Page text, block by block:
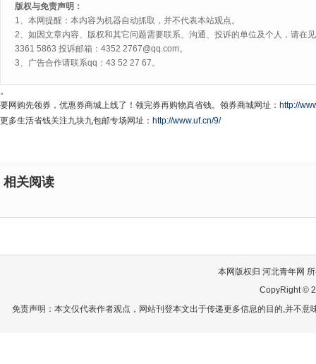
版权与免责声明：
1、本网提醒：本内容为机器自动抓取，并不代表本站观点。
2、如因文章内容、版权和其它问题需要联系、沟通、投诉的单位及个人，请在
3361 5863 投诉邮箱：4352 2767@qq.com。
3、广告合作请联系qq：43 52 27 67。
。
要网购先领券，优惠券商城上线了！领完券再购物真省钱。领券商城网址： http://
更多生活省钱关注九块九包邮专场网址： http://www.uf.cn/9/
相关阅读
本网版权归 河北青年网
CopyRight ©
免责声明：本文仅代表作者观点，网站刊登本文出于传递更多信息的目的,并不